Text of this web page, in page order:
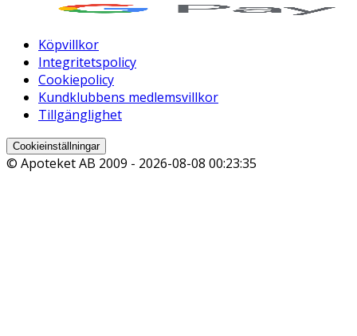
Köpvillkor
Integritetspolicy
Cookiepolicy
Kundklubbens medlemsvillkor
Tillgänglighet
Cookieinställningar
© Apoteket AB 2009 - 2026-08-08 00:23:35